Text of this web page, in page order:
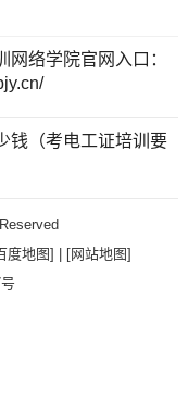
网络学院官网入口：
钱（考电工证培训要
度地图]
[网站地图]